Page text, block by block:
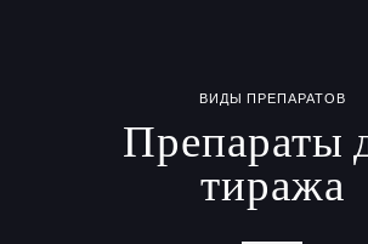
ВИДЫ ПРЕПАРАТОВ
Препараты
тиража